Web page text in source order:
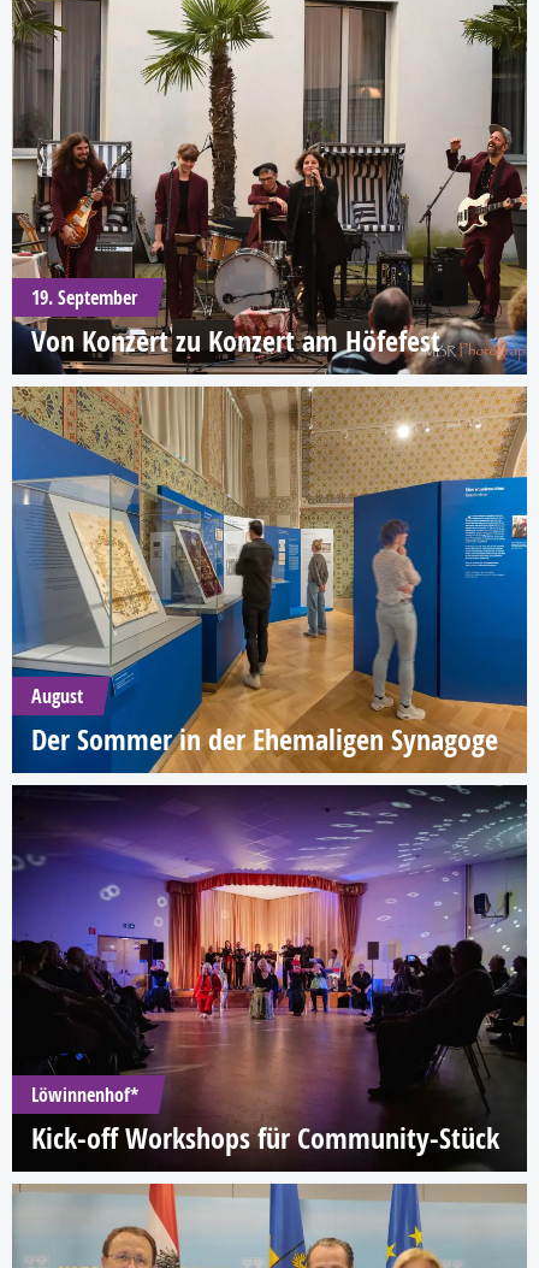
19. September
Von Konzert zu Konzert am Höfefest
August
Der Sommer in der Ehemaligen Synagoge
Löwinnenhof*
Kick-off Workshops für Community-Stück